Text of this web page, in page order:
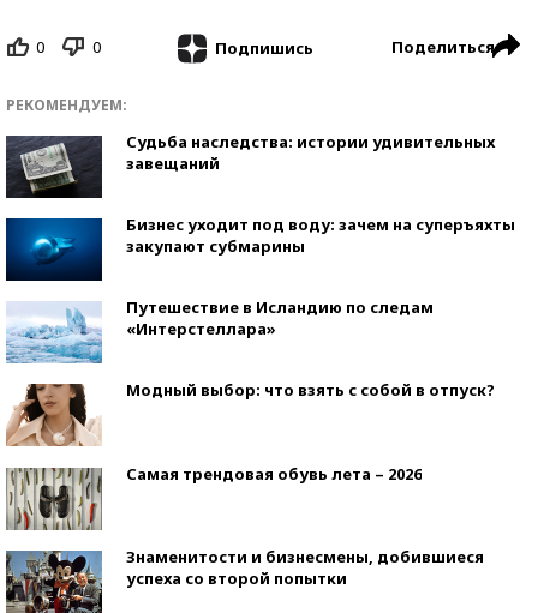
0 0 Подпишись Поделиться
РЕКОМЕНДУЕМ:
Судьба наследства: истории удивительных
завещаний
Бизнес уходит под воду: зачем на суперъяхты
закупают субмарины
Путешествие в Исландию по следам
«Интерстеллара»
Модный выбор: что взять с собой в отпуск?
Самая трендовая обувь лета – 2026
Знаменитости и бизнесмены, добившиеся
успеха со второй попытки